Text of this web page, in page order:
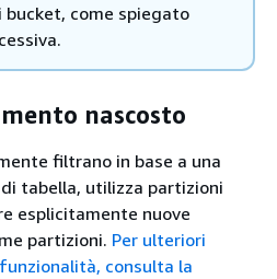
come spiegato
nascosto
filtrano in base a una
tabella, utilizza partizioni
esplicitamente nuove
partizioni. Per ulteriori
consulta la